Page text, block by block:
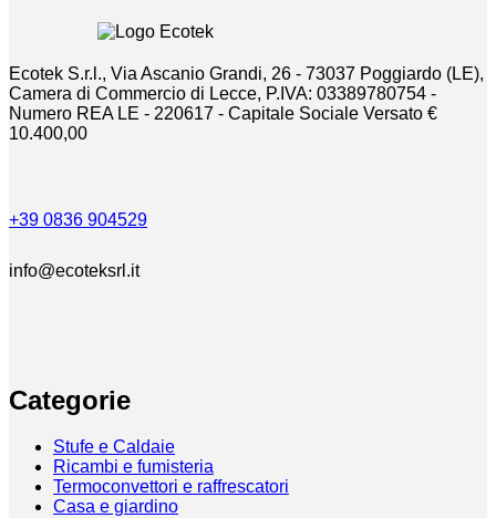
Ecotek S.r.l., Via Ascanio Grandi, 26 - 73037 Poggiardo (LE),
Camera di Commercio di Lecce, P.IVA: 03389780754 -
Numero REA LE - 220617 - Capitale Sociale Versato €
10.400,00
+39 0836 904529
info@ecoteksrl.it
Categorie
Stufe e Caldaie
Ricambi e fumisteria
Termoconvettori e raffrescatori
Casa e giardino